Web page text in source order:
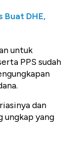
Buat DHE,
untuk
PPS sudah
dan
ungkap yang